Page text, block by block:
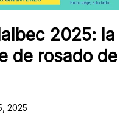
2025: la
de rosado de
2025